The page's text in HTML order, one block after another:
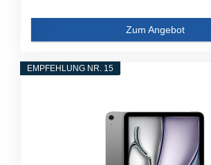
Zum Angebot
EMPFEHLUNG NR. 15